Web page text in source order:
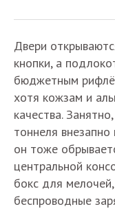
Двери
кнопки, а
бюджетным
хотя кожзам и
качества.
тоннеля
он тоже
центральной
бокс для
беспроводные